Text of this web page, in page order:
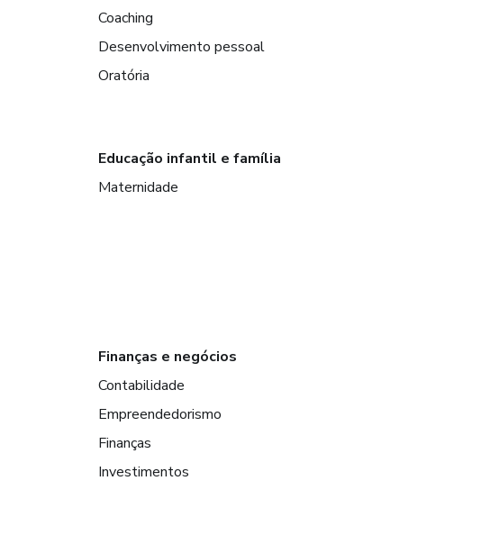
Coaching
Desenvolvimento pessoal
Oratória
Educação infantil e família
Maternidade
Finanças e negócios
Contabilidade
Empreendedorismo
Finanças
Investimentos